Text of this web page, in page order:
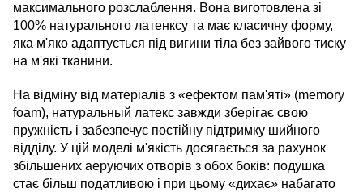
максимального розслаблення. Вона виготовлена зі
100% натурального латенксу та має класичну форму,
яка м'яко адаптується під вигини тіла без зайвого тиску
на м'які тканини.
На відміну від матеріалів з «ефектом пам'яті» (memory
foam), натуральный латекс завжди зберігає свою
пружність і забезпечує постійну підтримку шийного
відділу. У цій моделі м'якість досягається за рахунок
збільшених аеруючих отворів з обох боків: подушка
стає більш податливою і при цьому «дихає» набагато